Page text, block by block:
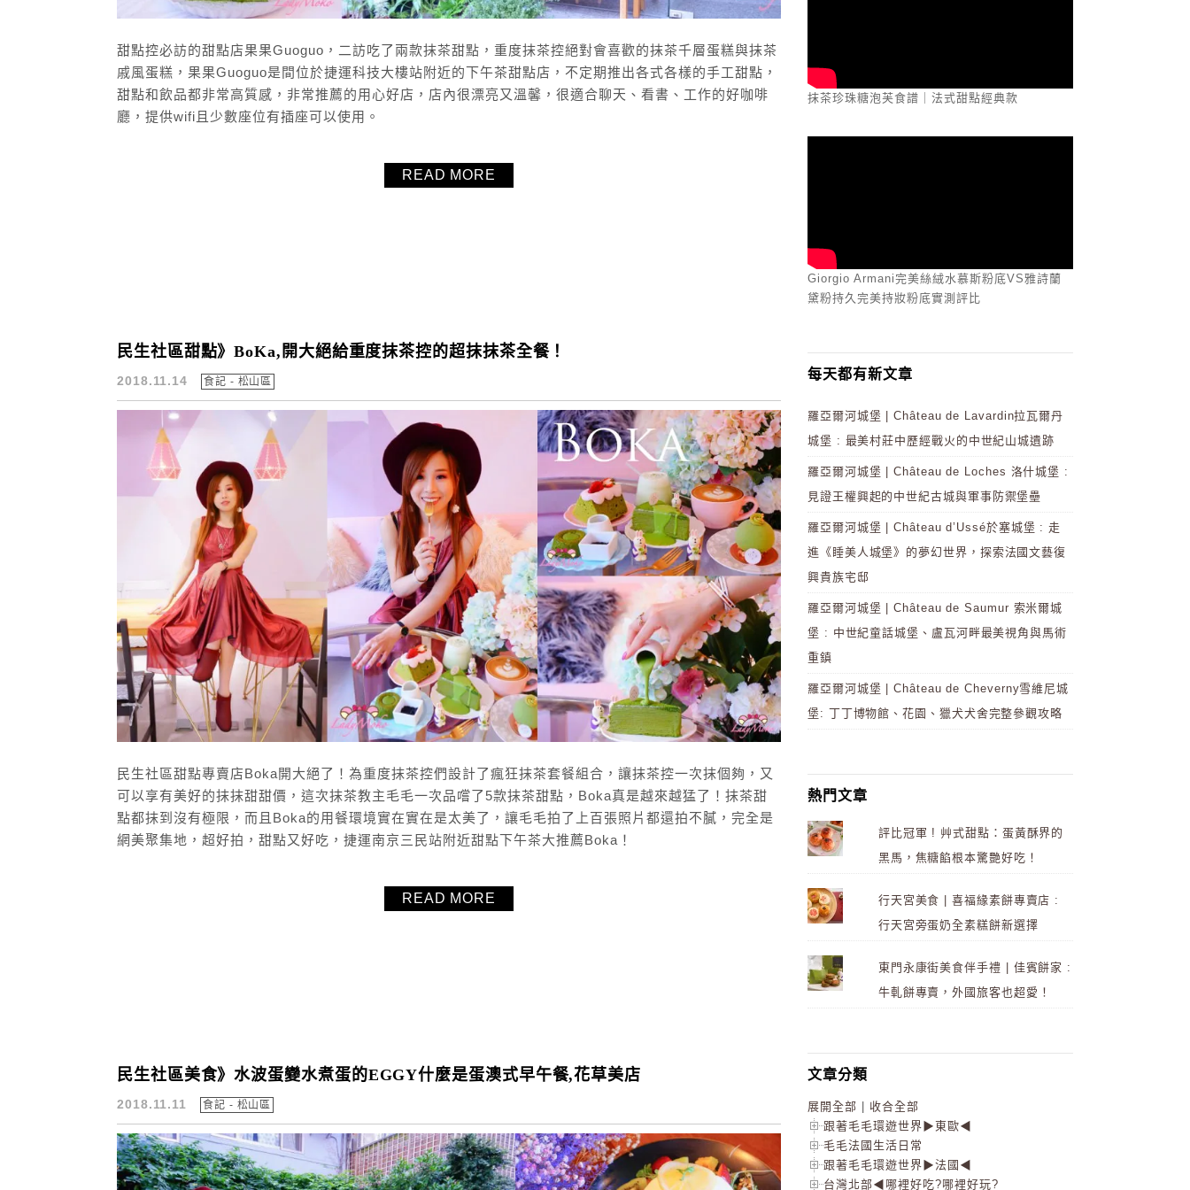
甜點控必訪的甜點店果果Guoguo，二訪吃了兩款抹茶甜點，重度抹茶控絕對會喜歡的抹茶千層蛋糕與抹茶
戚風蛋糕，果果Guoguo是間位於捷運科技大樓站附近的下午茶甜點店，不定期推出各式各樣的手工甜點，
甜點和飲品都非常高質感，非常推薦的用心好店，店內很漂亮又溫馨，很適合聊天、看書、工作的好咖啡
廳，提供wifi且少數座位有插座可以使用。
READ MORE
民生社區甜點》BoKa,開大絕給重度抹茶控的超抹抹茶全餐！
2018.11.14 食記 - 松山區
民生社區甜點專賣店Boka開大絕了！為重度抹茶控們設計了瘋狂抹茶套餐組合，讓抹茶控一次抹個夠，又
可以享有美好的抹抹甜甜價，這次抹茶教主毛毛一次品嚐了5款抹茶甜點，Boka真是越來越猛了！抹茶甜
點都抹到沒有極限，而且Boka的用餐環境實在實在是太美了，讓毛毛拍了上百張照片都還拍不膩，完全是
網美聚集地，超好拍，甜點又好吃，捷運南京三民站附近甜點下午茶大推薦Boka！
READ MORE
民生社區美食》水波蛋變水煮蛋的EGGY什麼是蛋澳式早午餐,花草美店
2018.11.11 食記 - 松山區
抹茶珍珠糖泡芙食譜｜法式甜點經典款
Giorgio Armani完美絲絨水慕斯粉底VS雅詩蘭
黛粉持久完美持妝粉底實測評比
每天都有新文章
羅亞爾河城堡 | Château de Lavardin拉瓦爾丹
城堡 : 最美村莊中歷經戰火的中世紀山城遺跡
羅亞爾河城堡 | Château de Loches 洛什城堡 :
見證王權興起的中世紀古城與軍事防禦堡壘
羅亞爾河城堡 | Château d’Ussé於塞城堡 : 走
進《睡美人城堡》的夢幻世界，探索法國文藝復
興貴族宅邸
羅亞爾河城堡 | Château de Saumur 索米爾城
堡 : 中世紀童話城堡、盧瓦河畔最美視角與馬術
重鎮
羅亞爾河城堡 | Château de Cheverny雪維尼城
堡: 丁丁博物館、花園、獵犬犬舍完整參觀攻略
熱門文章
評比冠軍 ! 艸式甜點：蛋黃酥界的
黑馬，焦糖餡根本驚艷好吃！
行天宮美食 | 喜福緣素餅專賣店 :
行天宮旁蛋奶全素糕餅新選擇
東門永康街美食伴手禮 | 佳賓餅家 :
牛軋餅專賣，外國旅客也超愛！
文章分類
展開全部
收合全部
跟著毛毛環遊世界▶東歐◀
毛毛法國生活日常
跟著毛毛環遊世界▶法國◀
台灣北部◀哪裡好吃?哪裡好玩?